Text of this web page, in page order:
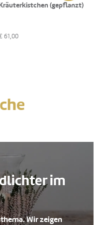
(gepflanzt)
61,00
im
Wir zeigen